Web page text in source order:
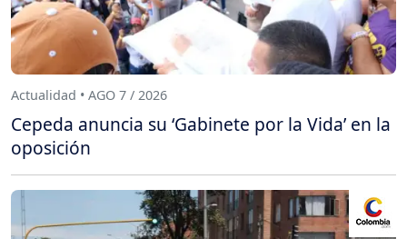
Actualidad • AGO 7 / 2026
Cepeda anuncia su ‘Gabinete por la Vida’ en la
oposición